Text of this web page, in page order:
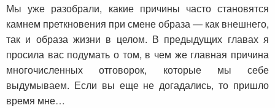
Мы уже разобрали, какие причины часто становятся
камнем преткновения при смене образа — как внешнего,
так и образа жизни в целом. В предыдущих главах я
просила вас подумать о том, в чем же главная причина
многочисленных отговорок, которые мы себе
выдумываем. Если вы еще не догадались, то пришло
время мне…